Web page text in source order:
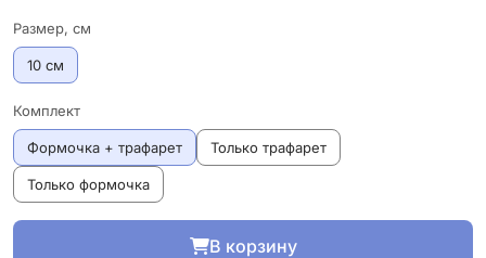
Размер, см
10 см
Комплект
Формочка + трафарет Только трафарет
Только формочка
В корзину